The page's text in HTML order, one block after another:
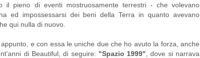
il pieno di eventi mostruosamente terrestri - che volevano
ed impossessarsi dei beni della Terra in quanto avevano
qui nulla di nuovo.
e con essa le uniche due che ho avuto la forza, anche
di Beautiful, di seguire: "Spazio 1999" , dove si narrava